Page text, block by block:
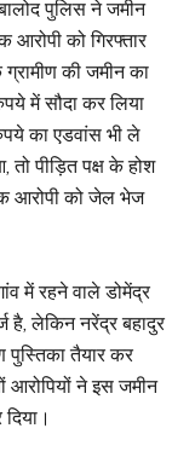
पुलिस ने जमीन
को गिरफ्तार
की जमीन का
में सौदा कर लिया
का एडवांस भी ले
पीड़ित पक्ष के होश
आरोपी को जेल भेज
में रहने वाले डोमेंद्र
है, लेकिन नरेंद्र बहादुर
तैयार कर
आरोपियों ने इस जमीन